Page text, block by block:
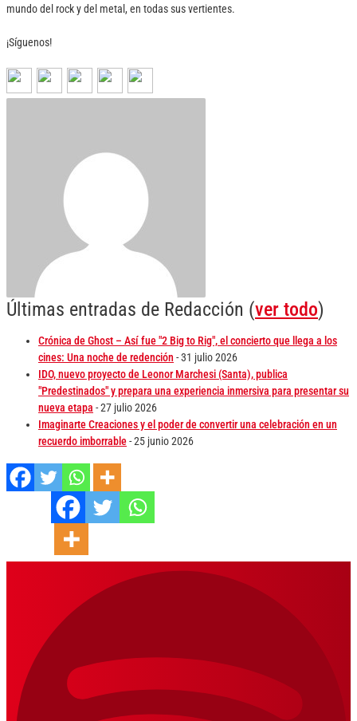
mundo del rock y del metal, en todas sus vertientes.
¡Síguenos!
Últimas entradas de Redacción (ver todo)
Crónica de Ghost – Así fue "2 Big to Rig", el concierto que llega a los
cines: Una noche de redención - 31 julio 2026
IDO, nuevo proyecto de Leonor Marchesi (Santa), publica
"Predestinados" y prepara una experiencia inmersiva para presentar su
nueva etapa - 27 julio 2026
Imaginarte Creaciones y el poder de convertir una celebración en un
recuerdo imborrable- 25 junio 2026